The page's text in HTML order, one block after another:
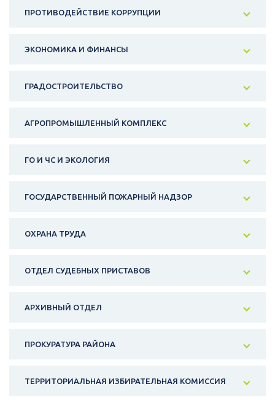
ПРОТИВОДЕЙСТВИЕ КОРРУПЦИИ
ЭКОНОМИКА И ФИНАНСЫ
ГРАДОСТРОИТЕЛЬСТВО
АГРОПРОМЫШЛЕННЫЙ КОМПЛЕКС
ГО И ЧС И ЭКОЛОГИЯ
ГОСУДАРСТВЕННЫЙ ПОЖАРНЫЙ НАДЗОР
ОХРАНА ТРУДА
ОТДЕЛ СУДЕБНЫХ ПРИСТАВОВ
АРХИВНЫЙ ОТДЕЛ
ПРОКУРАТУРА РАЙОНА
ТЕРРИТОРИАЛЬНАЯ ИЗБИРАТЕЛЬНАЯ КОМИССИЯ